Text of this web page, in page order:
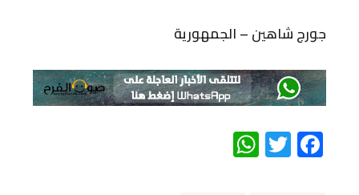
جورج شاهين – الجمهورية
Facebook
Twitter
WhatsApp